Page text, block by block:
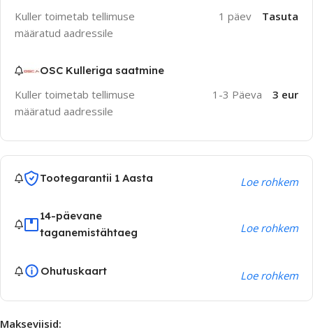
Kuller toimetab tellimuse
määratud aadressile
1 päev Tasuta
OSC Kulleriga saatmine
Kuller toimetab tellimuse
määratud aadressile
1-3 Päeva 3 eur
Tootegarantii 1 Aasta Loe rohkem
14-päevane
taganemistähtaeg
Loe rohkem
Ohutuskaart Loe rohkem
Makseviisid: